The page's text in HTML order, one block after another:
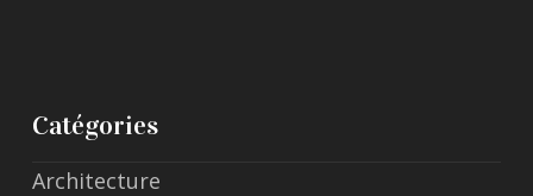
Catégories
Architecture